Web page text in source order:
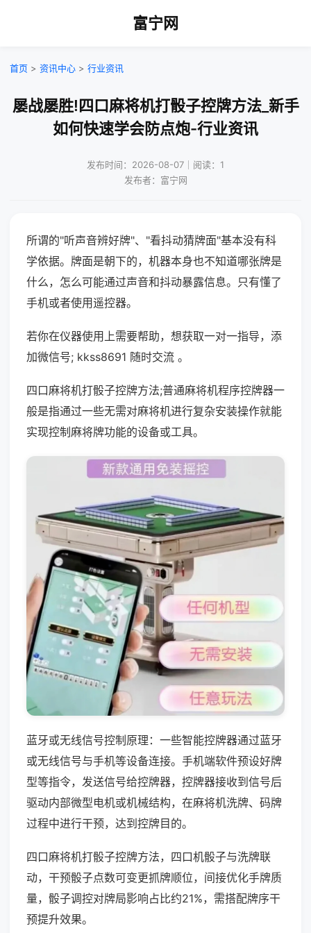
富宁网
首页 > 资讯中心 > 行业资讯
屡战屡胜!四口麻将机打骰子控牌方法_新手
如何快速学会防点炮-行业资讯
发布时间：2026-08-07｜阅读：1
发布者：富宁网
所谓的"听声音辨好牌"、"看抖动猜牌面"基本没有科
学依据。牌面是朝下的，机器本身也不知道哪张牌是
什么，怎么可能通过声音和抖动暴露信息。只有懂了
手机或者使用遥控器。
若你在仪器使用上需要帮助，想获取一对一指导，添
加微信号; kkss8691 随时交流 。
四口麻将机打骰子控牌方法;普通麻将机程序控牌器一
般是指通过一些无需对麻将机进行复杂安装操作就能
实现控制麻将牌功能的设备或工具。
蓝牙或无线信号控制原理：一些智能控牌器通过蓝牙
或无线信号与手机等设备连接。手机端软件预设好牌
型等指令，发送信号给控牌器，控牌器接收到信号后
驱动内部微型电机或机械结构，在麻将机洗牌、码牌
过程中进行干预，达到控牌目的。
四口麻将机打骰子控牌方法，四口机骰子与洗牌联
动，干预骰子点数可变更抓牌顺位，间接优化手牌质
量，骰子调控对牌局影响占比约21%，需搭配牌序干
预提升效果。